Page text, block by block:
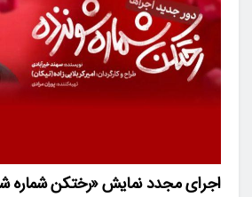
اجرای مجدد نمایش «رختکن شماره